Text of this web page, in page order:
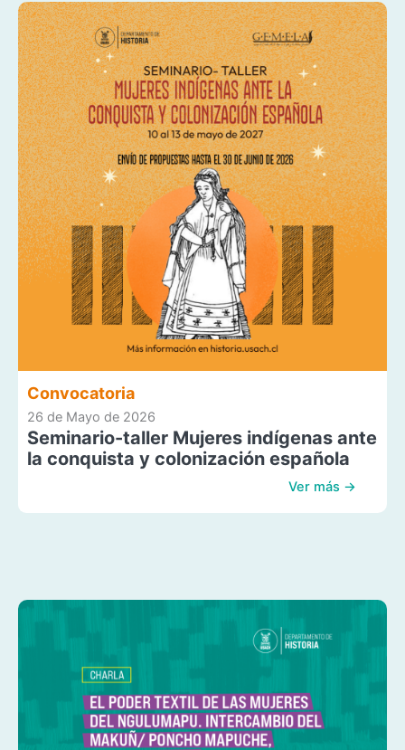
Convocatoria
26 de Mayo de 2026
Seminario-taller Mujeres indígenas ante
la conquista y colonización española
Ver más →